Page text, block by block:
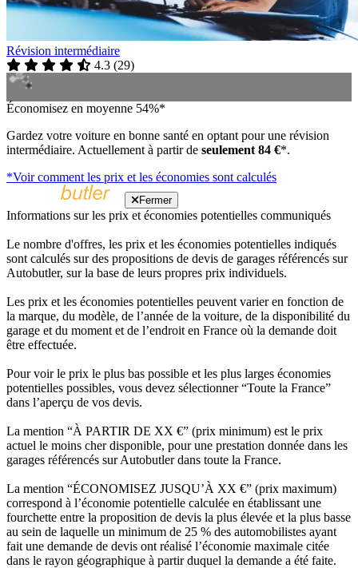
Révision intermédiaire
4.3 (29)
Économisez en moyenne 54%*
Gardez votre voiture en bonne santé en optant pour une révision
intermédiaire. Actuellement à partir de seulement 84 €*.
*Voir comment les prix et les économies sont calculés
Fermer
Informations sur les prix et économies potentielles communiqués
Le nombre d'offres, les prix et les économies potentielles indiqués
sont calculés sur des propositions de devis de garages référencés sur
Autobutler, sur la base de leurs propres prix individuels.
Les prix et les économies potentielles peuvent varier en fonction de
la marque, du modèle, de l’année de la voiture, de la disponibilité du
garage et du moment et de l’endroit en France où la demande doit
être effectuée.
Pour voir le prix le plus bas possible et les plus larges économies
potentielles possibles, vous devez sélectionner “Toute la France”
dans l’aperçu de vos devis.
La mention “À PARTIR DE XX €” (prix minimum) est le prix
actuel le moins cher disponible, pour une prestation donnée dans les
garages référencés sur Autobutler dans toute la France.
La mention “ÉCONOMISEZ JUSQU’À XX €” (prix maximum)
correspond à l’économie potentielle calculée en établissant une
fourchette entre la proposition de devis la plus élevée et la plus basse
au sein de laquelle un minimum de 25 % des automobilistes ayant
fait une demande de devis ont réalisé l’économie maximale citée
dans le rayon géographique à partir duquel la demande a été faite.